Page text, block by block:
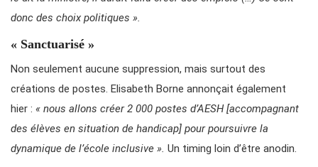
donc des choix politiques ».
« Sanctuarisé »
Non seulement aucune suppression, mais surtout des
créations de postes. Elisabeth Borne annonçait également
hier : « nous allons créer 2 000 postes d’AESH [accompagnant
des élèves en situation de handicap] pour poursuivre la
dynamique de l’école inclusive ». Un timing loin d’être anodin.